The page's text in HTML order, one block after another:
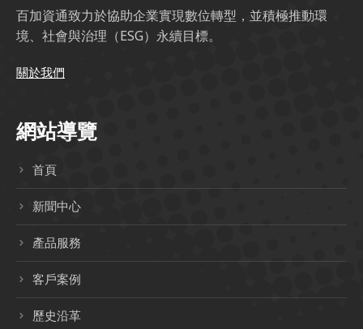
百加資通致力於協助企業實現數位轉型，並積極推動環
境、社會與治理（ESG）永續目標。
關於我們
網站導覽
首頁
新聞中心
產品服務
客戶案例
歷史沿革